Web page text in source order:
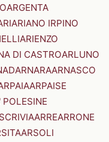
ARGENTA
ARIANO IRPINO
ARIENZO
DI CASTROARLUNO
ARNARAARNASCO
ARPAISE
POLESINE
ARREARRONE
ARSOLI